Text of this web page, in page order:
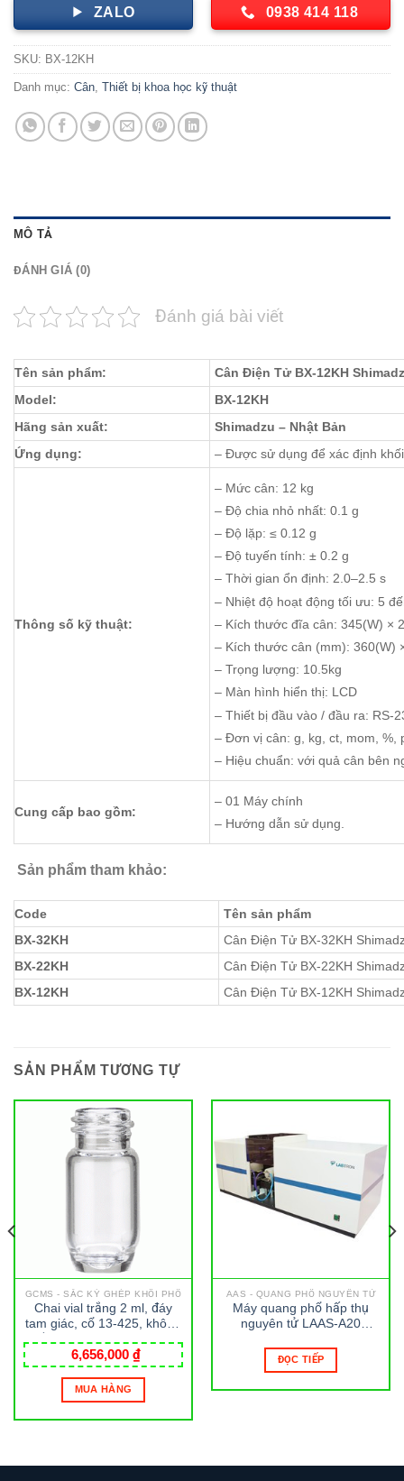
ZALO 0938 414 118
SKU: BX-12KH
Danh mục: Cân Thiết bị khoa học kỹ thuật
MÔ TẢ
ĐÁNH GIÁ (0)
Đánh giá bài viết
Tên sản phẩm:
Cân Điện Tử BX-12KH
Model:
BX-12KH
Hãng sản xuất:
Shimadzu – Nhật Bản
Ứng dụng:
– Được sử dụng để xác định
Thông số kỹ thuật:
– Mức cân: 12 kg
– Độ chia nhỏ nhất: 0.1 g
– Độ lặp: ≤ 0.12 g
– Độ tuyến tính: ± 0.2 g
– Thời gian ổn định: 2.0–2.5 s
– Nhiệt độ hoạt động tối ưu: 5
– Kích thước đĩa cân: 345(W) ×
– Kích thước cân (mm): 360(W)
– Trọng lượng: 10.5kg
– Màn hình hiển thị: LCD
– Thiết bị đầu vào / đầu ra: RS-
– Đơn vị cân: g, kg, ct, mom, %,
– Hiệu chuẩn: với quả cân bên
Cung cấp bao gồm:
– 01 Máy chính
– Hướng dẫn sử dụng.
Sản phẩm tham khảo:
Code
Tên sản phẩm
BX-32KH
Cân Điện Tử BX-32KH
BX-22KH
Cân Điện Tử BX-22KH
BX-12KH
Cân Điện Tử BX-12KH
SẢN PHẨM TƯƠNG TỰ
GCMS - SẮC KÝ GHÉP KHỐI PHỔ
Chai vial trắng 2 ml, đáy
tam giác, cổ 13-425, không
nắp, loại E-Z Ex-Traction
Wheaton
6,656,000 ₫
MUA HÀNG
AAS - QUANG PHỔ NGUYÊN TỬ
Máy quang phổ hấp thụ
nguyên tử LAAS-A20
ĐỌC TIẾP